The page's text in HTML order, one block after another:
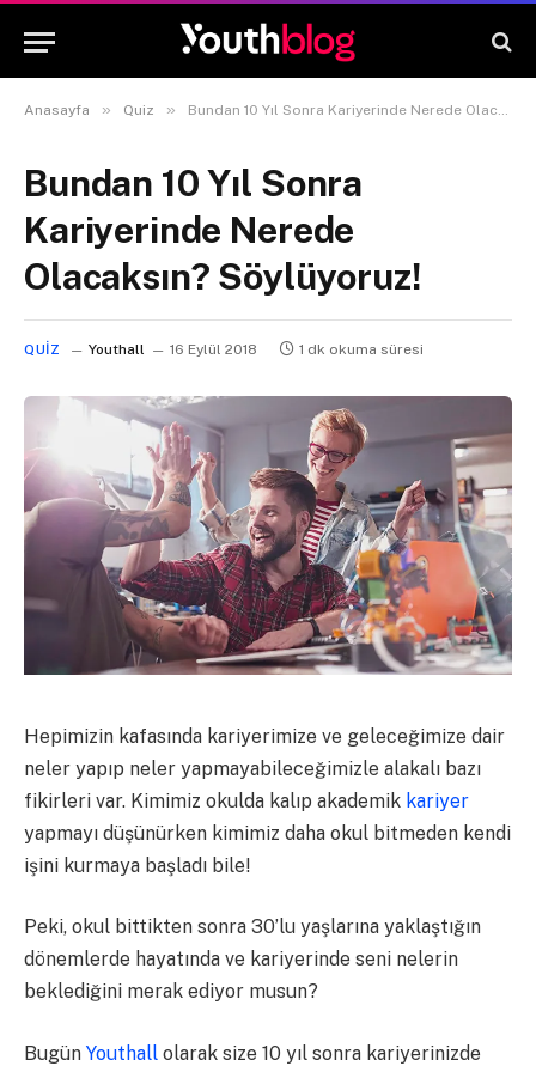
Anasayfa » Quiz » Bundan 10 Yıl Sonra Kariyerinde Nerede Olacaksın? Söylüyoruz!
Bundan 10 Yıl Sonra
Kariyerinde Nerede
Olacaksın? Söylüyoruz!
QUIZ Youthall 16 Eylül 2018 1 dk okuma süresi
Hepimizin kafasında kariyerimize ve geleceğimize dair
neler yapıp neler yapmayabileceğimizle alakalı bazı
fikirleri var. Kimimiz okulda kalıp akademik kariyer
yapmayı düşünürken kimimiz daha okul bitmeden kendi
işini kurmaya başladı bile!
Peki, okul bittikten sonra 30’lu yaşlarına yaklaştığın
dönemlerde hayatında ve kariyerinde seni nelerin
beklediğini merak ediyor musun?
Bugün Youthall olarak size 10 yıl sonra kariyerinizde